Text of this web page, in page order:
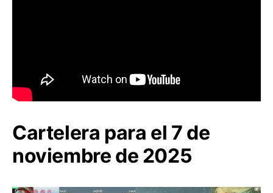
Cartelera para el 7 de
noviembre de 2025